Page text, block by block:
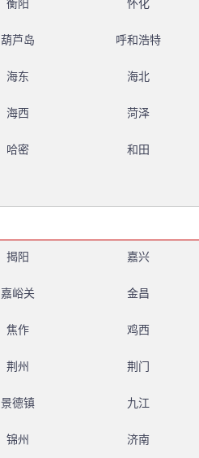
衡阳 怀化
葫芦岛 呼和浩特
海东 海北
海西 菏泽
哈密 和田
揭阳 嘉兴
嘉峪关 金昌
焦作 鸡西
荆州 荆门
景德镇 九江
锦州 济南